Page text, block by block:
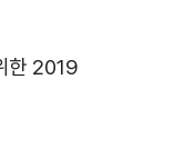
한 2019